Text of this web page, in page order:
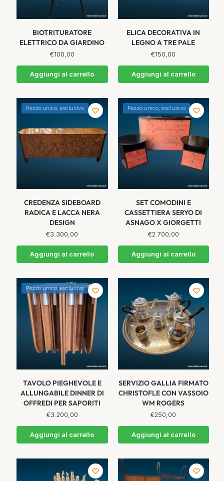
BIOTRITURATORE
ELETTRICO DA GIARDINO
€100,00
Aggiungi al carrello
ELICA DECORATIVA IN
LEGNO A TRE PALE
€150,00
Aggiungi al carrello
Pezzo unico, esclusivo
CREDENZA SIDEBOARD
RADICA E LACCA NERA
DESIGN
€3.300,00
Aggiungi al carrello
Pezzo unico, esclusivo
SET COMODINI E
CASSETTIERA SERYO DI
ASNAGO X GIORGETTI
€2.700,00
Aggiungi al carrello
Pezzo unico, esclusivo
TAVOLO PIEGHEVOLE E
ALLUNGABILE DINNER DI
OFFREDI PER SAPORITI
€3.200,00
Aggiungi al carrello
SERVIZIO GALLIA FIRMATO
CHRISTOFLE CON VASSOIO
WM ROGERS
€250,00
Aggiungi al carrello